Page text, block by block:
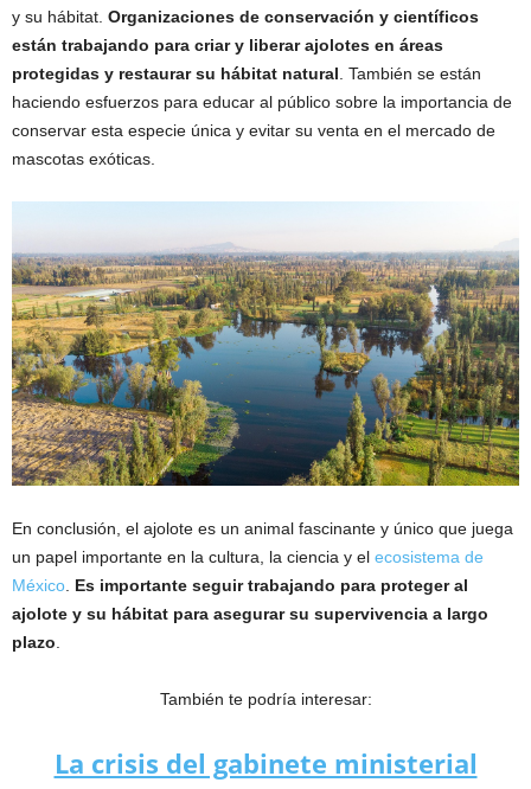
y su hábitat. Organizaciones de conservación y científicos
están trabajando para criar y liberar ajolotes en áreas
protegidas y restaurar su hábitat natural. También se están
haciendo esfuerzos para educar al público sobre la importancia de
conservar esta especie única y evitar su venta en el mercado de
mascotas exóticas.
En conclusión, el ajolote es un animal fascinante y único que juega
un papel importante en la cultura, la ciencia y el ecosistema de
México. Es importante seguir trabajando para proteger al
ajolote y su hábitat para asegurar su supervivencia a largo
plazo.
También te podría interesar:
La crisis del gabinete ministerial